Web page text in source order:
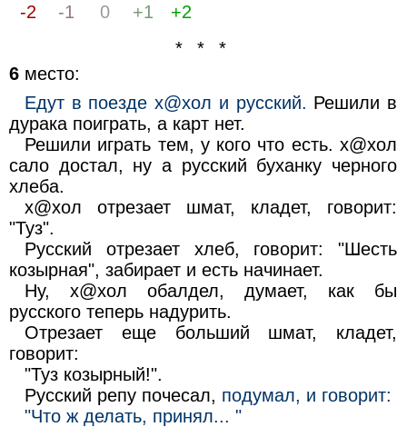
-2
-1 0 +1
+2
* * *
6место:
Едут в поезде х@хол и русский. Решили в
дурака поиграть, а карт нет.
Решили играть тем, у кого что есть. х@хол
сало достал, ну а русский буханку черного
хлеба.
х@хол отрезает шмат, кладет, говорит:
"Туз".
Русский отрезает хлеб, говорит: "Шесть
козырная", забирает и есть начинает.
Ну, х@хол обалдел, думает, как бы
русского теперь надурить.
Отрезает еще больший шмат, кладет,
говорит:
"Туз козырный!".
Русский репу почесал, подумал, и говорит:
"Что ж делать, принял... "